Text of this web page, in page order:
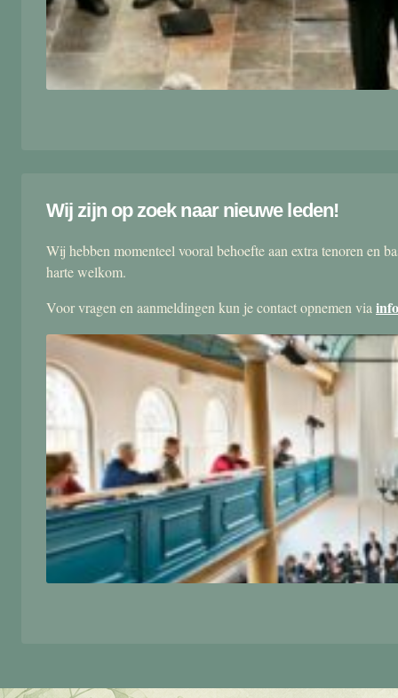
Wij zijn op zoek naar nieuwe leden!
Wij hebben momenteel vooral behoefte aan extra tenoren en
harte welkom.
Voor vragen en aanmeldingen kun je contact opnemen via